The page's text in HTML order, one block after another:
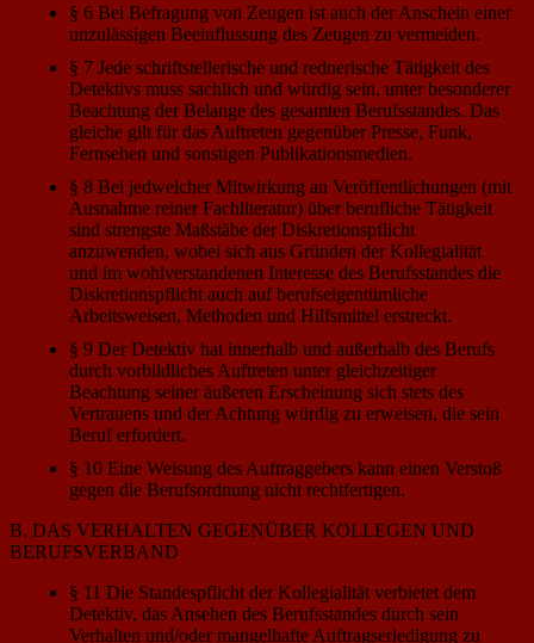
§ 6 Bei Befragung von Zeugen ist auch der Anschein einer
unzulässigen Beeinflussung des Zeugen zu vermeiden.
§ 7 Jede schriftstellerische und rednerische Tätigkeit des
Detektivs muss sachlich und würdig sein, unter besonderer
Beachtung der Belange des gesamten Berufsstandes. Das
gleiche gilt für das Auftreten gegenüber Presse, Funk,
Fernsehen und sonstigen Publikationsmedien.
§ 8 Bei jedwelcher Mitwirkung an Veröffentlichungen (mit
Ausnahme reiner Fachliteratur) über berufliche Tätigkeit
sind strengste Maßstäbe der Diskretionspflicht
anzuwenden, wobei sich aus Gründen der Kollegialität
und im wohlverstandenen Interesse des Berufsstandes die
Diskretionspflicht auch auf berufseigentümliche
Arbeitsweisen, Methoden und Hilfsmittel erstreckt.
§ 9 Der Detektiv hat innerhalb und außerhalb des Berufs
durch vorbildliches Auftreten unter gleichzeitiger
Beachtung seiner äußeren Erscheinung sich stets des
Vertrauens und der Achtung würdig zu erweisen, die sein
Beruf erfordert.
§ 10 Eine Weisung des Auftraggebers kann einen Verstoß
gegen die Berufsordnung nicht rechtfertigen.
B. DAS VERHALTEN GEGENÜBER KOLLEGEN UND
BERUFSVERBAND
§ 11 Die Standespflicht der Kollegialität verbietet dem
Detektiv, das Ansehen des Berufsstandes durch sein
Verhalten und/oder mangelhafte Auftragserledigung zu